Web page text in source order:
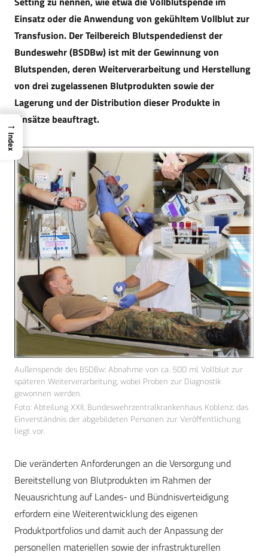
Einsatz oder die Anwendung von gekühltem Vollblut zur
Transfusion. Der Teilbereich Blutspendedienst der
Bundeswehr (BSDBw) ist mit der Gewinnung von
Blutspenden, deren Weiterverarbeitung und Herstellung
von drei zugelassenen Blutprodukten sowie der
Lagerung und der Distribution dieser Produkte in
Einsätze beauftragt.
Außenspende des BSDBw: Abnahme von ca. 500 ml Vollblut zur
späteren Weiterverarbeitung, wobei Proben zur Diagnostik
gewonnen werden.
Foto: Abteilung XXII, Bundeswehrzentralkrankenhaus Koblenz; das
Einverständnis der abgebildeten Personen zur Veröffentlichung
liegt vor.
Die veränderten Anforderungen an die Versorgung und
Bereitstellung von Blutprodukten im Rahmen der
Neuausrichtung auf Landes- und Bündnisverteidigung
erfordern eine Weiterentwicklung des eigenen
Produktportfolios und damit auch der Anpassung der
personellen materiellen sowie der infrastrukturellen
→
Index